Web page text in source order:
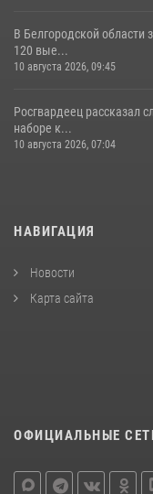
В Белгородской
120 вые...
10 августа 2026, 09:45
Росгвардеец рассказал
наборе к...
10 августа 2026, 07:04
НАВИГАЦИЯ
Новости
Карта сайта
ОФИЦИАЛЬНЫЕ